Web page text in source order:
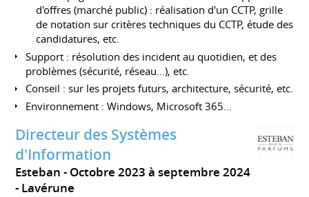
d'offres (marché public) : réalisation d'un CCTP, grille
de notation sur critères techniques du CCTP, étude des
candidatures, etc.
Support : résolution des incident au quotidien, et des
problèmes (sécurité, réseau...), etc.
Conseil : sur les projets futurs, architecture, sécurité, etc.
Environnement : Windows, Microsoft 365...
Directeur des Systèmes
d'Information
Esteban
Octobre 2023 à septembre 2024
Lavérune